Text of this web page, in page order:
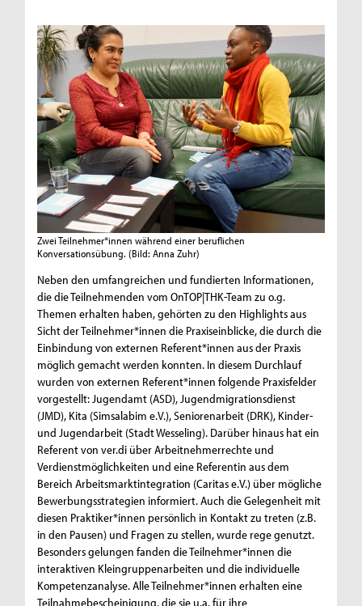
Zwei Teilnehmer*innen während einer beruflichen
Konversationsübung.(Bild: Anna Zuhr)
Neben den umfangreichen und fundierten Informationen,
die die Teilnehmenden vom OnTOP|THK-Team zu o.g.
Themen erhalten haben, gehörten zu den Highlights aus
Sicht der Teilnehmer*innen die Praxiseinblicke, die durch die
Einbindung von externen Referent*innen aus der Praxis
möglich gemacht werden konnten. In diesem Durchlauf
wurden von externen Referent*innen folgende Praxisfelder
vorgestellt: Jugendamt (ASD), Jugendmigrationsdienst
(JMD), Kita (Simsalabim e.V.), Seniorenarbeit (DRK), Kinder-
und Jugendarbeit (Stadt Wesseling). Darüber hinaus hat ein
Referent von ver.di über Arbeitnehmerrechte und
Verdienstmöglichkeiten und eine Referentin aus dem
Bereich Arbeitsmarktintegration (Caritas e.V.) über mögliche
Bewerbungsstrategien informiert. Auch die Gelegenheit mit
diesen Praktiker*innen persönlich in Kontakt zu treten (z.B.
in den Pausen) und Fragen zu stellen, wurde rege genutzt.
Besonders gelungen fanden die Teilnehmer*innen die
interaktiven Kleingruppenarbeiten und die individuelle
Kompetenzanalyse. Alle Teilnehmer*innen erhalten eine
Teilnahmebescheinigung, die sie u.a. für ihre